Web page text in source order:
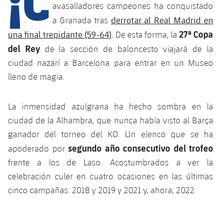
plusicon
más
Instalaciones
Palau Blaugrana
Estadi Johan Cruyff
Barça Cafe
Ciutat Esportiva
plusicon
más
avasalladores campeones ha conquistado
a Granada tras derrotar al Real Madrid en
una final trepidante (59-64) . De esta forma, la 27ª Copa
del Reyde la sección de baloncesto viajará de la
ciudad nazarí a Barcelona para entrar en un Museo
lleno de magia.
La inmensidad azulgrana ha hecho sombra en la
ciudad de la Alhambra, que nunca había visto al Barça
ganador del torneo del KO. Un elenco que se ha
apoderado por segundo año consecutivo del trofeo
frente a los de Laso. Acostumbrados a ver la
celebración culer en cuatro ocasiones en las últimas
cinco campañas: 2018 y 2019 y 2021 y, ahora, 2022.